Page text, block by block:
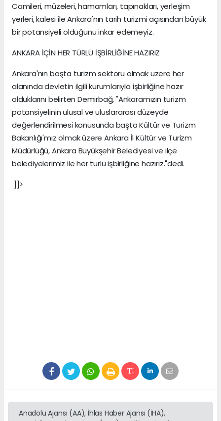
Camileri, müzeleri, hamamları, tapınakları, yerleşim
yerleri, kalesi ile Ankara'nın tarih turizmi açısından büyük
bir potansiyeli olduğunu inkar edemeyiz.
ANKARA İÇİN HER TÜRLÜ İŞBİRLİĞİNE HAZIRIZ
Ankara'nın başta turizm sektörü olmak üzere her
alanında devletin ilgili kurumlarıyla işbirliğine hazır
olduklarını belirten Demirbağ, "Ankaramızın turizm
potansiyelinin ulusal ve uluslararası düzeyde
değerlendirilmesi konusunda başta Kültür ve Turizm
Bakanlığı'mız olmak üzere Ankara İl Kültür ve Turizm
Müdürlüğü, Ankara Büyükşehir Belediyesi ve ilçe
belediyelerimiz ile her türlü işbirliğine hazırız."dedi.
]]>
Anadolu Ajansı (AA), İhlas Haber Ajansı (İHA),